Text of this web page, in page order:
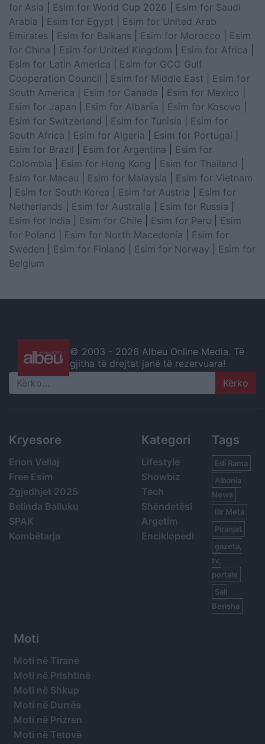
for Asia
Esim for World Cup 2026
Esim for Saudi
Arabia
Esim for Egypt
Esim for United Arab
Emirates
Esim for Balkans Esim for Morocco
Esim
for China
Esim for United Kingdom Esim for Africa
Esim for Latin America
Esim for GCC Gulf
Cooperation Council
Esim for Middle East
Esim for
South America
Esim for Canada Esim for Mexico
Esim for Japan
Esim for Albania Esim for Kosovo
Esim for Switzerland
Esim for Tunisia
Esim for
South Africa
Esim for Algeria Esim for Portugal
Esim for Brazil
Esim for Argentina
Esim for
Colombia
Esim for Hong Kong Esim for Thailand
Esim for Macau
Esim for Malaysia
Esim for Vietnam
Esim for South Korea Esim for Austria
Esim for
Netherlands
Esim for Australia Esim for Russia
Esim for India
Esim for Chile Esim for Peru
Esim
for Poland
Esim for North Macedonia
Esim for
Sweden
Esim for Finland Esim for Norway
Esim for
Belgium
© 2003 - 2026 Albeu Online Media. Të
gjitha të drejtat janë të rezervuara!
Search
Kryesore
Erion Veliaj
Free Esim
Zgjedhjet 2025
Belinda Balluku
SPAK
Kombëtarja
Kategori
Lifestyle
Showbiz
Tech
Shëndetësi
Argetim
Enciklopedi
Tags
Edi Rama
Albania
News
Ilir Meta
Piranjat
gazeta,
tv,
portale
Sali
Berisha
Moti
Moti në Tiranë
Moti në Prishtinë
Moti në Shkup
Moti në Durrës
Moti në Prizren
Moti në Tetovë